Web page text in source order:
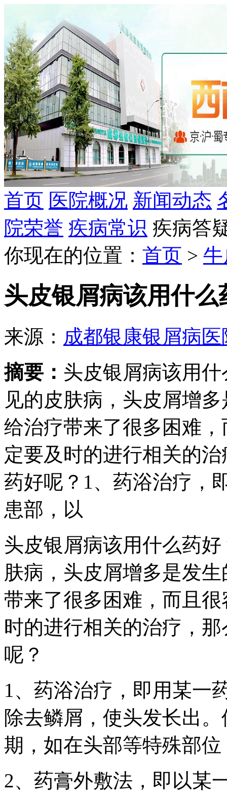
首页 医院概况 新闻动态
院荣誉 疾病常识 疾病答
你现在的位置： 首页 >
头皮银屑病该用什么
来源： 成都银康银屑病医
摘要： 头皮银屑病该用
见的皮肤病，头皮屑增
给治疗带来了很多困难
定要及时的进行相关的
药好呢？1、药浴治疗，
患部，以
头皮银屑病该用什么药
肤病，头皮屑增多是发
带来了很多困难，而且
时的进行相关的治疗，
呢？
1、药浴治疗，即用某一
除去鳞屑，使头发长出
期，如在头部等特殊部
2、药膏外敷法，即以某